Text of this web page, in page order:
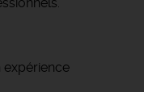
expérience